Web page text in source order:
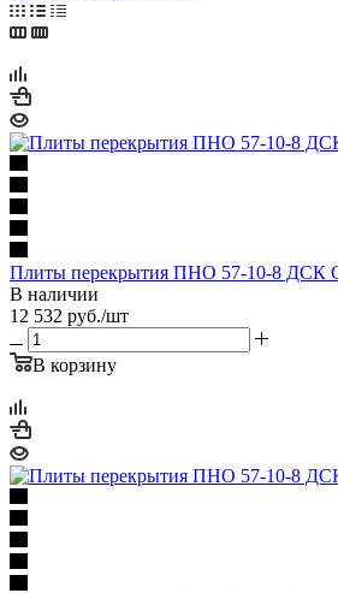
Плиты перекрытия ПНО 57-10-8 ДСК
В наличии
12 532 руб./шт
В корзину